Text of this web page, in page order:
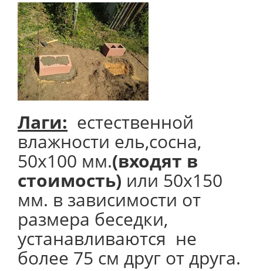
Лаги: естественной
влажности ель,сосна,
50х100 мм.(входят в
стоимость) или 50х150
мм. в зависимости от
размера беседки,
устанавливаются не
более 75 см друг от друга.